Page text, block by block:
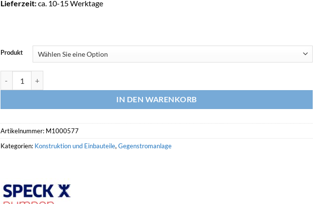
Lieferzeit:ca. 10-15 Werktage
Produkt
IN DEN WARENKORB
Artikelnummer: M1000577
Kategorien: Konstruktion und Einbauteile,Gegenstromanlage